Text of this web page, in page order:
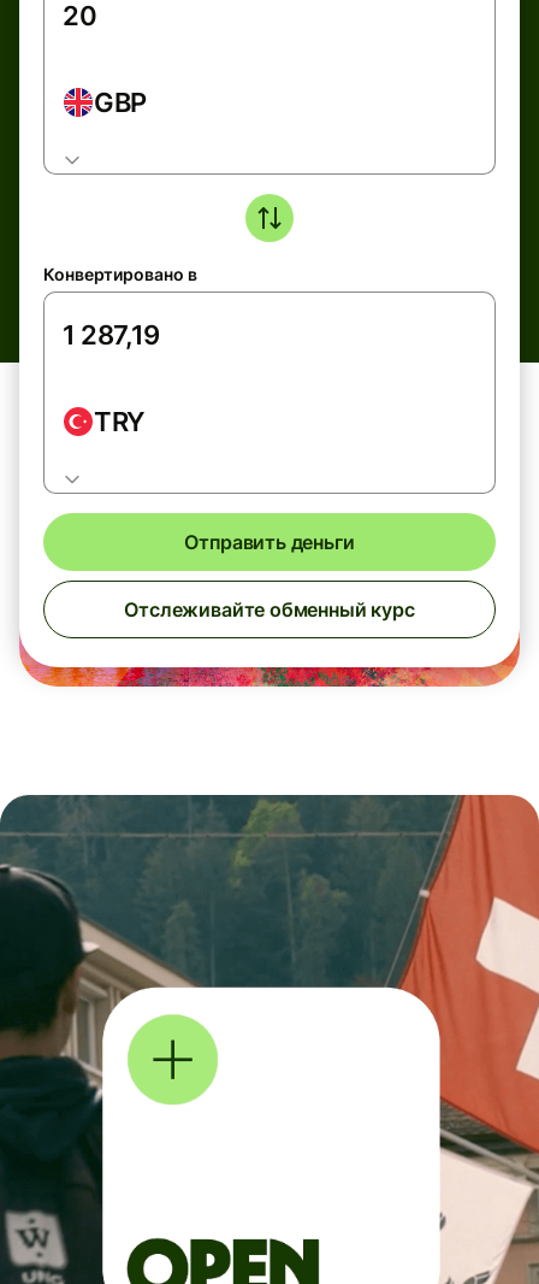
GBP
Конвертировано в
TRY
Отправить деньги
Отслеживайте обменный курс